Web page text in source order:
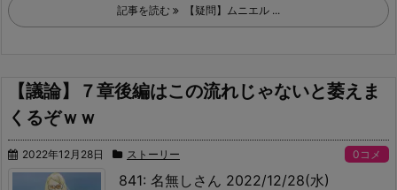
記事を読む 【疑問】ムニエル ...
【議論】７章後編はこの流れじゃないと萎えま
くるぞｗｗ
2022年12月28日 ストーリー 0コメ
841: 名無しさん 2022/12/28(水)